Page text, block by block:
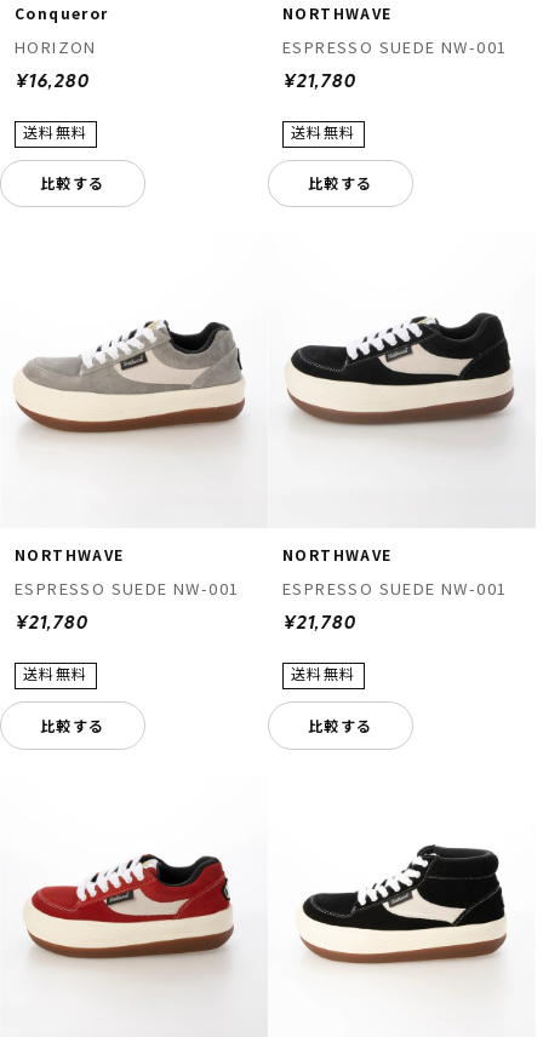
Conqueror
HORIZON
¥16,280
比較する
NORTHWAVE
ESPRESSO SUEDE NW-001
¥21,780
比較する
NORTHWAVE
ESPRESSO SUEDE NW-001
¥21,780
比較する
NORTHWAVE
ESPRESSO SUEDE NW-001
¥21,780
比較する